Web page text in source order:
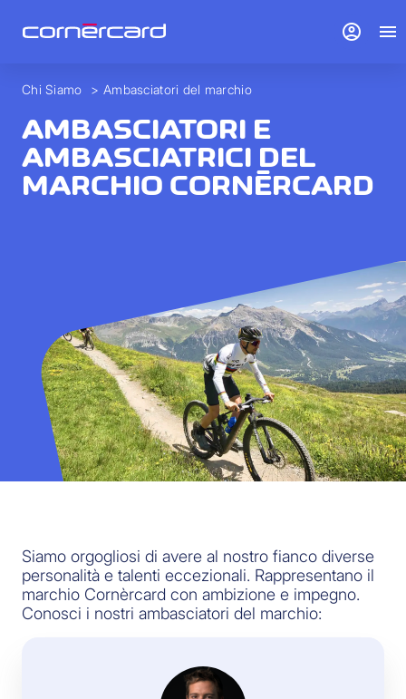
Chi Siamo > Ambasciatori del marchio
AMBASCIATORI E
AMBASCIATRICI DEL
MARCHIO CORNÈRCARD
Siamo orgogliosi di avere al nostro fianco diverse
personalità e talenti eccezionali. Rappresentano il
marchio Cornèrcard con ambizione e impegno.
Conosci i nostri ambasciatori del marchio:
account_circle menu